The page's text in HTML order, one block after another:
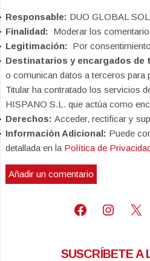
Responsable: DUO GLOBAL
Finalidad: Moderar los
Legitimación: Por
Destinatarios y encargados de
o comunican datos a terceros para
Titular ha contratado los servicios
HISPANO S.L. que actúa como
Derechos: Acceder, rectificar y
Información Adicional: Puede
detallada en la Política de Privacidad
Facebook
X
SUSCRÍBETE A